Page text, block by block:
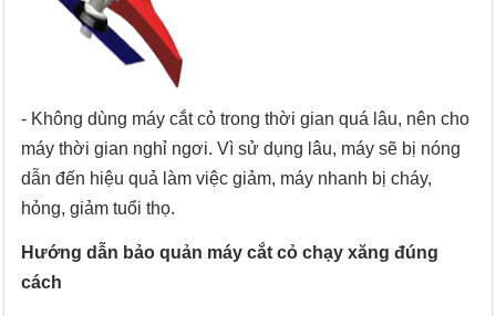
- Không dùng máy cắt cỏ trong thời gian quá lâu, nên cho
máy thời gian nghỉ ngơi. Vì sử dụng lâu, máy sẽ bị nóng
dẫn đến hiệu quả làm việc giảm, máy nhanh bị cháy,
hỏng, giảm tuổi thọ.
Hướng dẫn bảo quản máy cắt cỏ chạy xăng đúng
cách